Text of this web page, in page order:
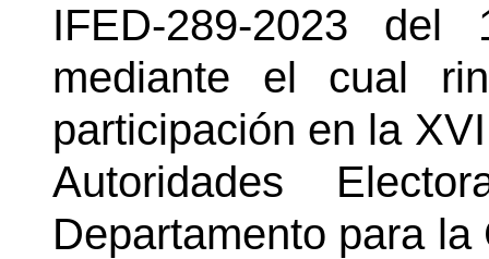
IFED-289-2023
mediante el cual
participación en la
Autoridades
Departamento para